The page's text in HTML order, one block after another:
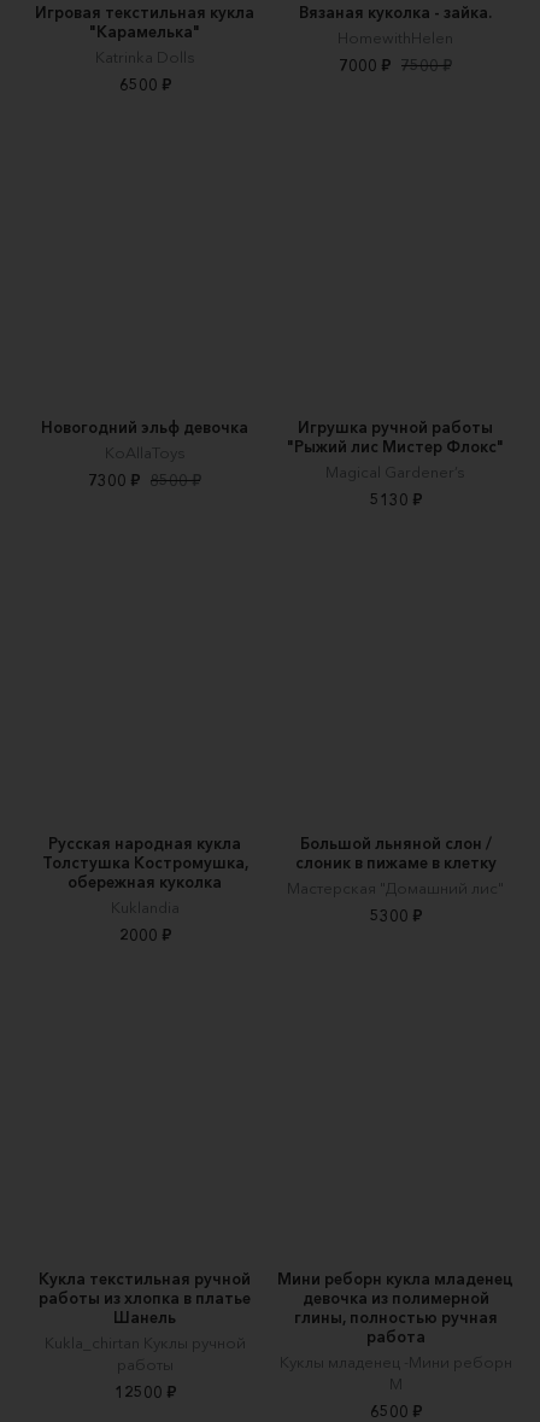
Игровая текстильная кукла
"Карамелька"
Katrinka Dolls
6500 ₽
Вязаная куколка - зайка.
HomewithHelen
7000 ₽ 7500 ₽
Новогодний эльф девочка
KoAllaToys
7300 ₽ 8500 ₽
Игрушка ручной работы
"Рыжий лис Мистер Флокс"
Magical Gardener’s
5130 ₽
Русская народная кукла
Толстушка Костромушка,
обережная куколка
Kuklandia
2000 ₽
Большой льняной слон /
слоник в пижаме в клетку
Мастерская "Домашний лис"
5300 ₽
Кукла текстильная ручной
работы из хлопка в платье
Шанель
Kukla_chirtan Куклы ручной
работы
12500 ₽
Мини реборн кукла младенец
девочка из полимерной
глины, полностью ручная
работа
Куклы младенец -Мини реборн
М
6500 ₽